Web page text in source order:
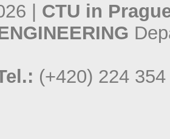
| CTU in
(+420) 224